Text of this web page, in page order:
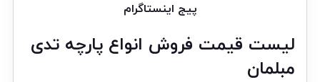
پیج اینستاگرام
لیست قیمت فروش انواع پارچه تدی
مبلمان